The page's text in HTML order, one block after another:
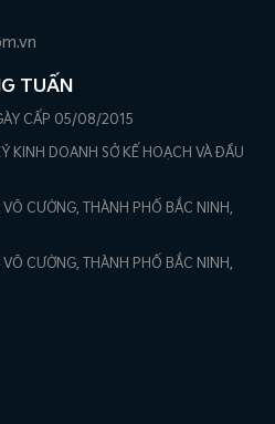
TUẤN
CẤP 05/08/2015
KINH DOANH SỞ KẾ HOẠCH VÀ ĐẦU
CƯỜNG, THÀNH PHỐ BẮC NINH,
CƯỜNG, THÀNH PHỐ BẮC NINH,